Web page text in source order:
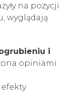
na pozycji
wyglądają
i
opiniami